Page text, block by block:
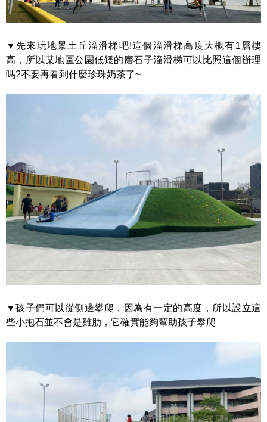
▼先來玩地景土丘溜滑梯吧!這個溜滑梯高度大概有1層樓
高，所以某地區公園低矮的磨石子溜滑梯可以比照這個辦理
嗎?不要再看到什麼珍珠奶茶了~
▼孩子們可以從側邊攀爬，因為有一定的高度，所以設立這
些小抱石並不會是雞肋，它確實能夠幫助孩子攀爬